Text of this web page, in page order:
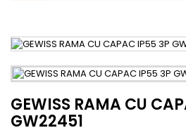
GEWISS RAMA CU
GW22451